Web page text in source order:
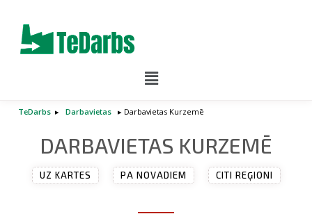
Menu
TeDarbs ▸ Darbavietas ▸ Darbavietas Kurzemē
DARBAVIETAS KURZEMĒ
UZ KARTES PA NOVADIEM CITI REĢIONI